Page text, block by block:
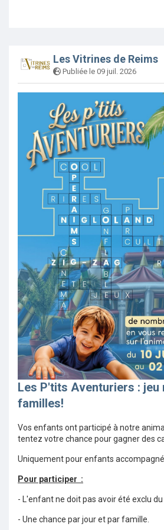
Les Vitrines de Reims
Publiée le 09 juil. 2026
Les P'tits Aventuriers : jeu
familles!
Vos enfants ont participé à notre
tentez votre chance pour gagner des
Uniquement pour enfants
Pour participer :
- L'enfant ne doit pas avoir été exclu du
- Une chance par jour et par famille.